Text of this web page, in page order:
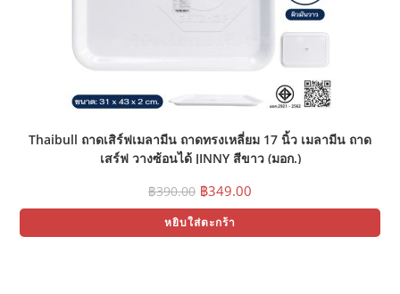
Thaibull ถาดเสิร์ฟเมลามีน ถาดทรงเหลี่ยม 17 นิ้ว เมลามีน ถาด
เสร์ฟ วางซ้อนได้ JINNY สีขาว (มอก.)
฿390.00 Original
price
was:
฿390.00.
฿349.00
price
฿349.00.
หยิบใส่ตะกร้า